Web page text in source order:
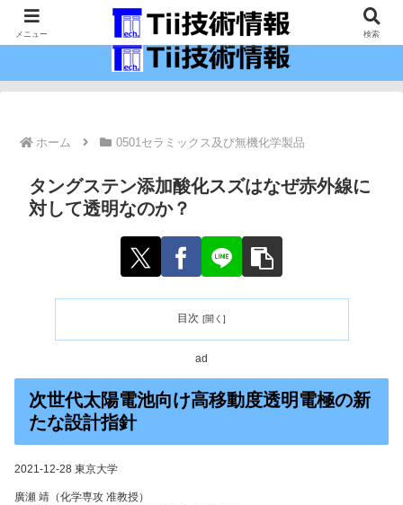
最新の科学技術の情報インフラ。
ホーム 0501セラミックス及び無機化学製品
タングステン添加酸化スズはなぜ赤外線に
対して透明なのか？
目次
ad
次世代太陽電池向け高移動度透明電極の新
たな設計指針
2021-12-28 東京大学
廣瀬 靖（化学専攻 准教授）
メニュー 検索